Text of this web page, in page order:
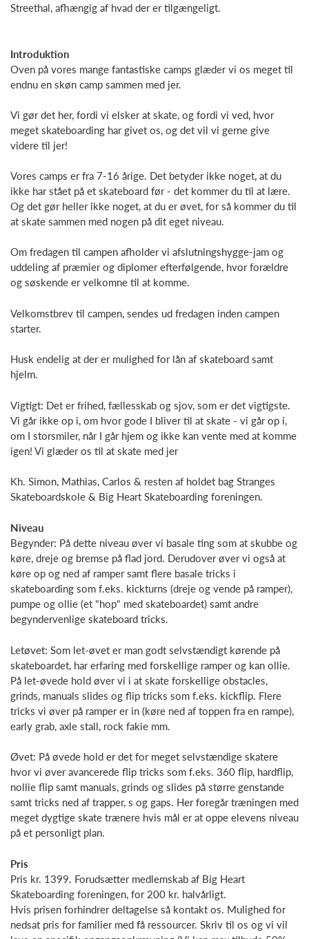
Streethal, afhængig af hvad der er tilgængeligt.
Introduktion
Oven på vores mange fantastiske camps glæder vi os meget til
endnu en skøn camp sammen med jer.
Vi gør det her, fordi vi elsker at skate, og fordi vi ved, hvor
meget skateboarding har givet os, og det vil vi gerne give
videre til jer!
Vores camps er fra 7-16 årige. Det betyder ikke noget, at du
ikke har stået på et skateboard før - det kommer du til at lære.
Og det gør heller ikke noget, at du er øvet, for så kommer du til
at skate sammen med nogen på dit eget niveau.
Om fredagen til campen afholder vi afslutningshygge-jam og
uddeling af præmier og diplomer efterfølgende, hvor forældre
og søskende er velkomne til at komme.
Velkomstbrev til campen, sendes ud fredagen inden campen
starter.
Husk endelig at der er mulighed for lån af skateboard samt
hjelm.
Vigtigt: Det er frihed, fællesskab og sjov, som er det vigtigste.
Vi går ikke op i, om hvor gode I bliver til at skate - vi går op i,
om I storsmiler, når I går hjem og ikke kan vente med at komme
igen! Vi glæder os til at skate med jer
Kh. Simon, Mathias, Carlos & resten af holdet bag Stranges
Skateboardskole & Big Heart Skateboarding foreningen.
Niveau
Begynder: På dette niveau øver vi basale ting som at skubbe og
køre, dreje og bremse på flad jord. Derudover øver vi også at
køre op og ned af ramper samt flere basale tricks i
skateboarding som f.eks. kickturns (dreje og vende på ramper),
pumpe og ollie (et "hop" med skateboardet) samt andre
begyndervenlige skateboard tricks.
Letøvet: Som let-øvet er man godt selvstændigt kørende på
skateboardet, har erfaring med forskellige ramper og kan ollie.
På let-øvede hold øver vi i at skate forskellige obstacles,
grinds, manuals slides og flip tricks som f.eks. kickflip. Flere
tricks vi øver på ramper er in (køre ned af toppen fra en rampe),
early grab, axle stall, rock fakie mm.
Øvet: På øvede hold er det for meget selvstændige skatere
hvor vi øver avancerede flip tricks som f.eks. 360 flip, hardflip,
nollie flip samt manuals, grinds og slides på større genstande
samt tricks ned af trapper, s og gaps. Her foregår træningen med
meget dygtige skate trænere hvis mål er at oppe elevens niveau
på et personligt plan.
Pris
Pris kr. 1399. Forudsætter medlemskab af Big Heart
Skateboarding foreningen, for 200 kr. halvårligt.
Hvis prisen forhindrer deltagelse så kontakt os. Mulighed for
nedsat pris for familier med få ressourcer. Skriv til os og vi vil